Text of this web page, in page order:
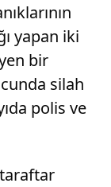
yapan iki
bir
silah
polis ve